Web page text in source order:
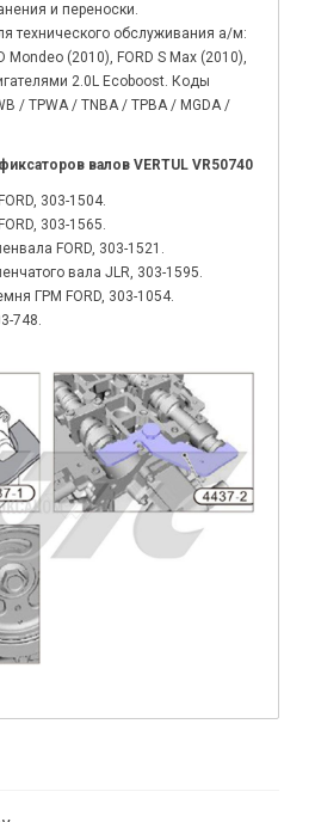
и переноски.
технического обслуживания а/м:
Mondeo (2010), FORD S Max (2010),
2.0L Ecoboost. Коды
/ TPWA / TNBA / TPBA / MGDA /
валов VERTUL VR50740
303-1504.
303-1565.
FORD, 303-1521.
вала JLR, 303-1595.
ГРМ FORD, 303-1054.
748.